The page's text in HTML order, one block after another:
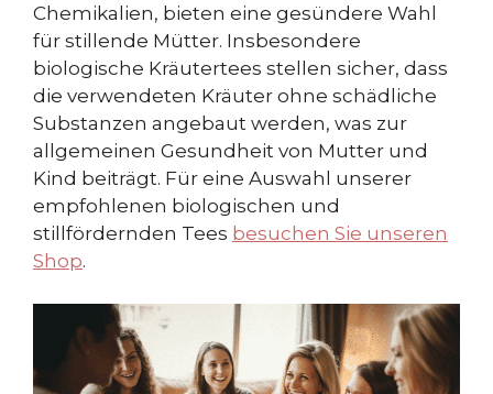
Chemikalien, bieten eine gesündere Wahl
für stillende Mütter. Insbesondere
biologische Kräutertees stellen sicher, dass
die verwendeten Kräuter ohne schädliche
Substanzen angebaut werden, was zur
allgemeinen Gesundheit von Mutter und
Kind beiträgt. Für eine Auswahl unserer
empfohlenen biologischen und
stillfördernden Tees besuchen Sie unseren
Shop.